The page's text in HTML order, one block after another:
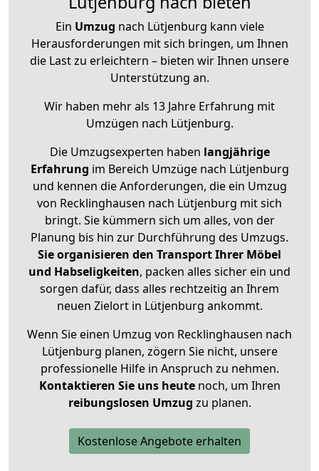
Ein Umzug nach Lütjenburg kann viele
Herausforderungen mit sich bringen, um Ihnen
die Last zu erleichtern – bieten wir Ihnen unsere
Unterstützung an.
Wir haben mehr als 13 Jahre Erfahrung mit
Umzügen nach Lütjenburg.
Die Umzugsexperten haben langjährige
Erfahrung im Bereich Umzüge nach Lütjenburg
und kennen die Anforderungen, die ein Umzug
von Recklinghausen nach Lütjenburg mit sich
bringt. Sie kümmern sich um alles, von der
Planung bis hin zur Durchführung des Umzugs.
Sie organisieren den Transport Ihrer Möbel
und Habseligkeiten, packen alles sicher ein und
sorgen dafür, dass alles rechtzeitig an Ihrem
neuen Zielort in Lütjenburg ankommt.
Wenn Sie einen Umzug von Recklinghausen nach
Lütjenburg planen, zögern Sie nicht, unsere
professionelle Hilfe in Anspruch zu nehmen.
Kontaktieren Sie uns heutenoch, um Ihren
reibungslosen Umzug zu planen.
Kostenlose Angebote erhalten